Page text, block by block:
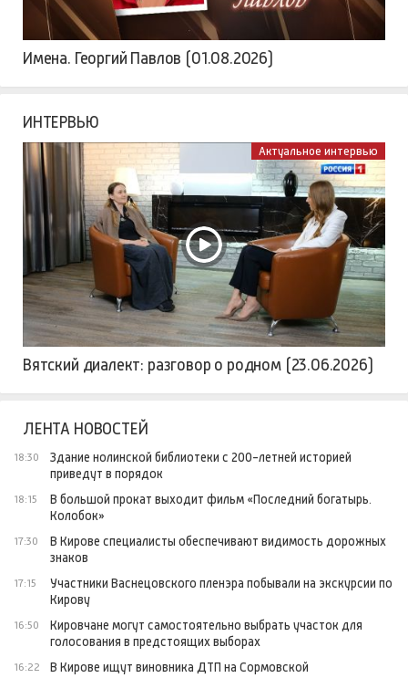
Имена. Георгий Павлов (01.08.2026)
ИНТЕРВЬЮ
Актуальное интервью
Вятский диалект: разговор о родном (23.06.2026)
ЛЕНТА НОВОСТЕЙ
18:30
Здание нолинской библиотеки с 200-летней историей
приведут в порядок
18:15
В большой прокат выходит фильм «Последний богатырь.
Колобок»
17:30
В Кирове специалисты обеспечивают видимость дорожных
знаков
17:15
Участники Васнецовского пленэра побывали на экскурсии по
Кирову
16:50
Кировчане могут самостоятельно выбрать участок для
голосования в предстоящих выборах
16:22 В Кирове ищут виновника ДТП на Сормовской